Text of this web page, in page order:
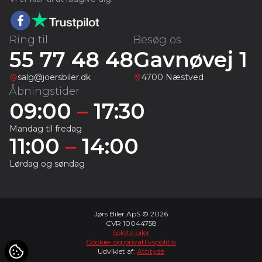
Ring til
55 77 48 48
salg@joersbiler.dk
Besøg os
Gavnøvej 1
4700 Næstved
Åbningstider
09:00 – 17:30
Mandag til fredag
11:00 – 14:00
Lørdag og søndag
Jørs Biler ApS © 2026
CVR 10044758
Solgte biler
Cookie- og privatlivspolitik
Udviklet af: Attityde